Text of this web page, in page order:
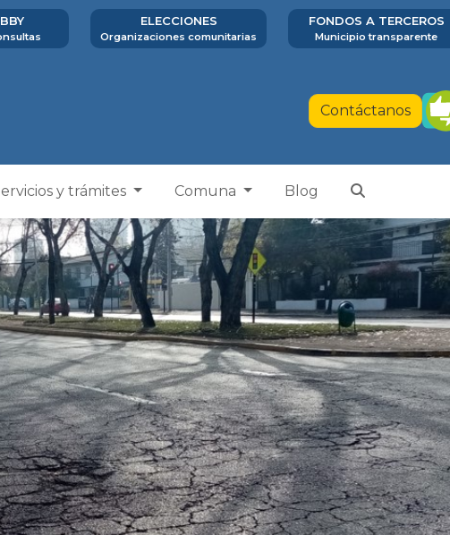
ELECCIONES
Organizaciones comunitarias
FONDOS A TERCEROS
Municipio transparente
Contáctanos
y trámites Comuna Blog